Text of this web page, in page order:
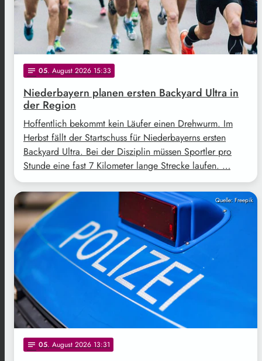
notes 05. August 2026 15:33
Niederbayern planen ersten Backyard Ultra in
der Region
Hoffentlich bekommt kein Läufer einen Drehwurm. Im
Herbst fällt der Startschuss für Niederbayerns ersten
Backyard Ultra. Bei der Disziplin müssen Sportler pro
Stunde eine fast 7 Kilometer lange Strecke laufen. …
Quelle: Freepik
notes 05. August 2026 13:31